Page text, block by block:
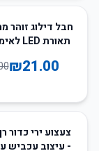
30%חבל דילוג זוהר
תאורת LED לאימוני לילה
₪21.00
24%צעצוע ירי כדור
- עיצוב עכביש